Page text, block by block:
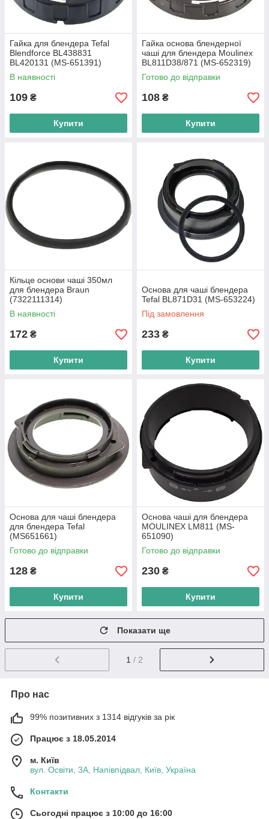
Гайка для блендера Tefal
Blendforce BL438831
BL420131 (MS-651391)
В наявності
109 ₴
Купити
Гайка основа блендерної
чаші для блендера Moulinex
BL811D38/871 (MS-652319)
Готово до відправки
108 ₴
Купити
Кільце основи чаші 350мл
для блендера Braun
(7322111314)
В наявності
172 ₴
Купити
Основа для чаші блендера
Tefal BL871D31 (MS-653224)
Під замовлення
233 ₴
Купити
Основа для чаші блендера
для блендера Tefal
(MS651661)
Готово до відправки
128 ₴
Купити
Основа чаші для блендера
MOULINEX LM811 (MS-
651090)
Готово до відправки
230 ₴
Купити
Показати ще
1 / 2
Про нас
99% позитивних з 1314 відгуків за рік
Працює з 18.05.2014
м. Київ
вул. Освіти, 3А, Напівпідвал, Київ, Україна
Контакти
Сьогодні працює з 10:00 до 16:00